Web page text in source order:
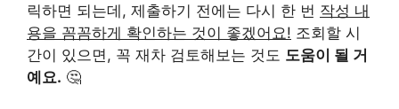
릭하면 되는데, 제출하기 전에는 다시 한 번 작성 내
용을 꼼꼼하게 확인하는 것이 좋겠어요! 조회할 시
간이 있으면, 꼭 재차 검토해보는 것도 도움이 될 거
예요. 🤔